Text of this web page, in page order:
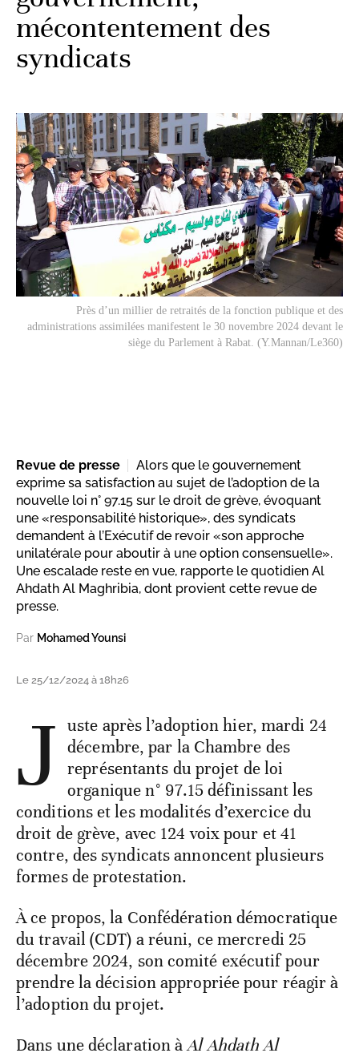
mécontentement des
syndicats
Près d’un millier de retraités de la fonction publique et des
administrations assimilées manifestent le 30 novembre 2024 devant le
siège du Parlement à Rabat. (Y.Mannan/Le360)
Revue de presse
Alors que le gouvernement
exprime sa satisfaction au sujet de l’adoption de la
nouvelle loi n° 97.15 sur le droit de grève, évoquant
une «responsabilité historique», des syndicats
demandent à l’Exécutif de revoir «son approche
unilatérale pour aboutir à une option consensuelle».
Une escalade reste en vue, rapporte le quotidien Al
Ahdath Al Maghribia, dont provient cette revue de
presse.
Par Mohamed Younsi
Le 25/12/2024 à 18h26
J uste après l’adoption hier, mardi 24
décembre, par la Chambre des
représentants du projet de loi
organique n° 97.15 définissant les
conditions et les modalités d’exercice du
droit de grève, avec 124 voix pour et 41
contre, des syndicats annoncent plusieurs
formes de protestation.
À ce propos, la Confédération démocratique
du travail (CDT) a réuni, ce mercredi 25
décembre 2024, son comité exécutif pour
prendre la décision appropriée pour réagir à
l’adoption du projet.
Dans une déclaration àAl Ahdath Al